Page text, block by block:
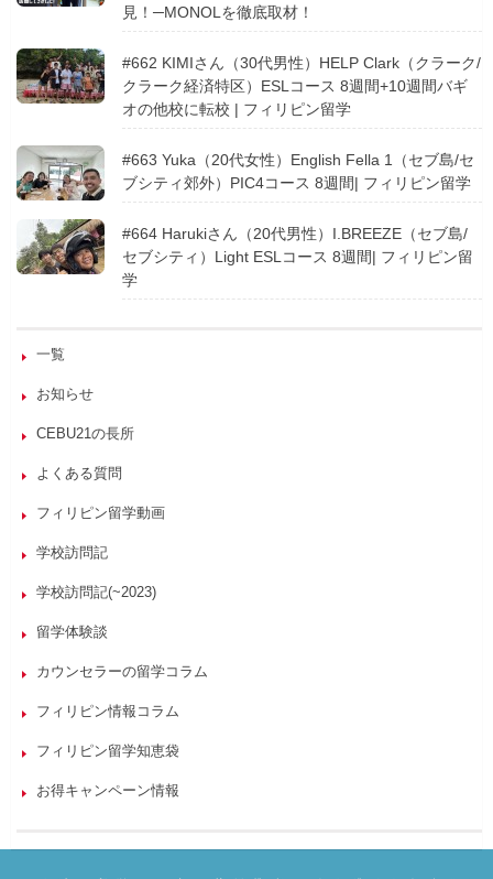
見！─MONOLを徹底取材！
#662 KIMIさん（30代男性）HELP Clark（クラーク/
クラーク経済特区）ESLコース 8週間+10週間バギ
オの他校に転校 | フィリピン留学
#663 Yuka（20代女性）English Fella 1（セブ島/セ
ブシティ郊外）PIC4コース 8週間| フィリピン留学
#664 Harukiさん（20代男性）I.BREEZE（セブ島/
セブシティ）Light ESLコース 8週間| フィリピン留
学
一覧
お知らせ
CEBU21の長所
よくある質問
フィリピン留学動画
学校訪問記
学校訪問記(~2023)
留学体験談
カウンセラーの留学コラム
フィリピン情報コラム
フィリピン留学知恵袋
お得キャンペーン情報